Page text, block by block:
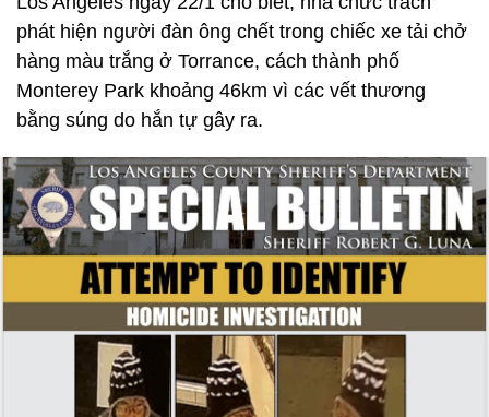
phát hiện người đàn ông chết trong chiếc xe tải chở
hàng màu trắng ở Torrance, cách thành phố
Monterey Park khoảng 46km vì các vết thương
bằng súng do hắn tự gây ra.